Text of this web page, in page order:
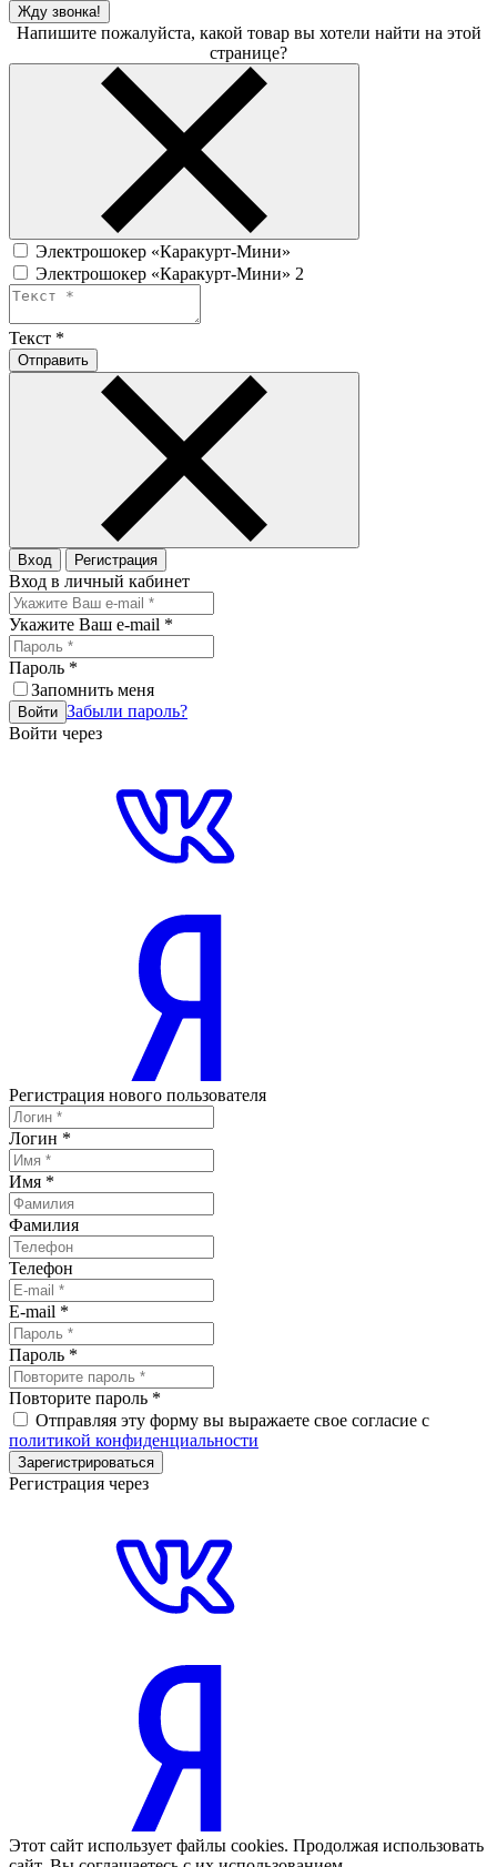
Жду звонка!
Напишите пожалуйста, какой товар вы хотели найти на этой
странице?
Электрошокер «Каракурт-Мини»
Электрошокер «Каракурт-Мини» 2
Текст *
Отправить
Вход Регистрация
Вход в личный кабинет
Укажите Ваш e-mail *
Пароль *
Запомнить меня
Войти Забыли пароль?
Войти через
Регистрация нового пользователя
Логин *
Имя *
Фамилия
Телефон
E-mail *
Пароль *
Повторите пароль *
Отправляя эту форму вы выражаете свое согласие с
политикой конфиденциальности
Зарегистрироваться
Регистрация через
Этот сайт использует файлы cookies. Продолжая использовать